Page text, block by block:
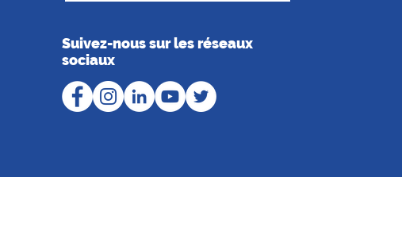
Suivez-nous sur les réseaux
sociaux